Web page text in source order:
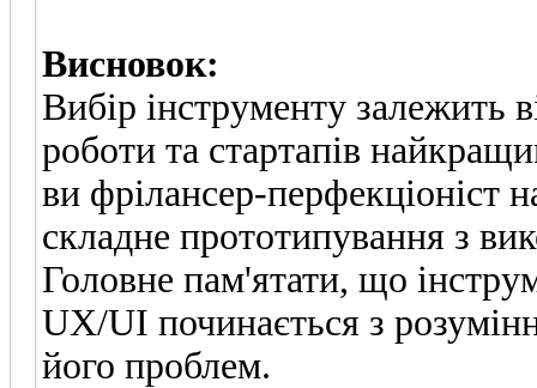
Висновок:
Вибір інструменту залежить
роботи та стартапів
ви фрілансер-
складне прототипування з
Головне пам'ятати, що
UX/UI починається з
його проблем.